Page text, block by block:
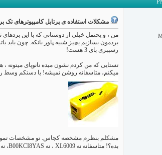
مشکلات استفاده ی پرتابل کامپیوترهای تک بردی
من ، و یحتمل خیلی از دوستانی که با این
بردمون بسازیم یچیز شبیه پاور بانکه. چون
رسپبری پای 3 هست!
تستایی که من کردم نشون میده نانوپای میتونه ،
میکنم، متاسفانه روشن نمیشه! یا دستکم وسط
مشکلم بنظرم مشخصه کجاس. تو مشخصات تموم
بده؟! متاسفانه نه XL6009 ، نه B00KCI8YAS، نه B00BS54QT2 و نه حتی مبدل باک MP1584 ،